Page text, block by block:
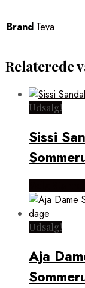
Brand Teva
Relaterede
Udsalg!
Sissi
Udsalg!
Aja